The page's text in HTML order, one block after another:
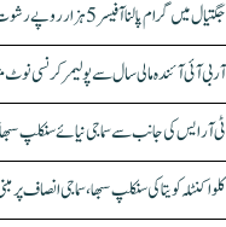
جگتیال میں گرام پالنا آفیسر 5 ہزار روپے رشوت لیتے ہوئے گرفتار
آر بی آئی آئندہ مالی سال سے پولیمر کرنسی
ٹی آر ایس کی جانب سے سماجی نیائے سنکلپ سبھا
کلواکنٹلہ کویتا کی سنکلپ سبھا، سماجی انصاف پر